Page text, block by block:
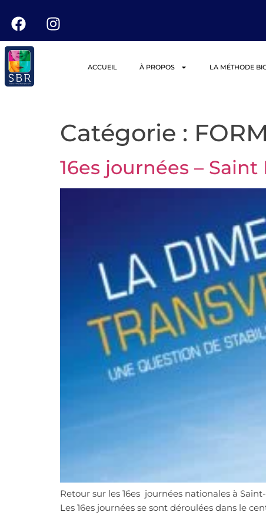
ACCUEIL À PROPOS LA MÉTHODE
Catégorie :
16es journées – Saint
Retour sur les 16es journées nationales à
Les 16es journées se sont déroulées dans le